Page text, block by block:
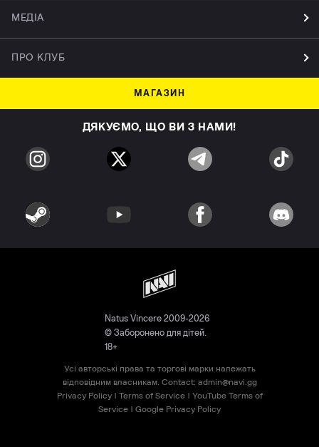
МЕДІА
ПРО КЛУБ
МАГАЗИН
ДЯКУЄМО, ЩО ВИ З НАМИ!
Natus Vincere 2009-2026
© Заборонено для дітей.
18+
Усі авторські права та торгові марки належать
відповідним власникам. Contact: admin@navi.gg
Privacy Policy| Terms of Service| YouTube Terms of
Service | Google Privacy Policy